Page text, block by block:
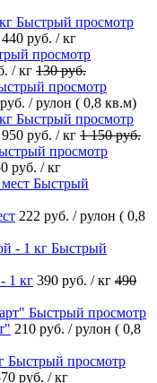
Быстрый просмотр
440 руб. / кг
просмотр
/ кг 130 руб.
просмотр
/ рулон ( 0,8 кв.м)
Быстрый просмотр
950 руб. / кг 1 150 руб.
просмотр
руб. / кг
Быстрый
222 руб. / рулон ( 0,8
Быстрый
1 кг 390 руб. / кг 490
Быстрый просмотр
210 руб. / рулон ( 0,8
Быстрый просмотр
руб. / кг